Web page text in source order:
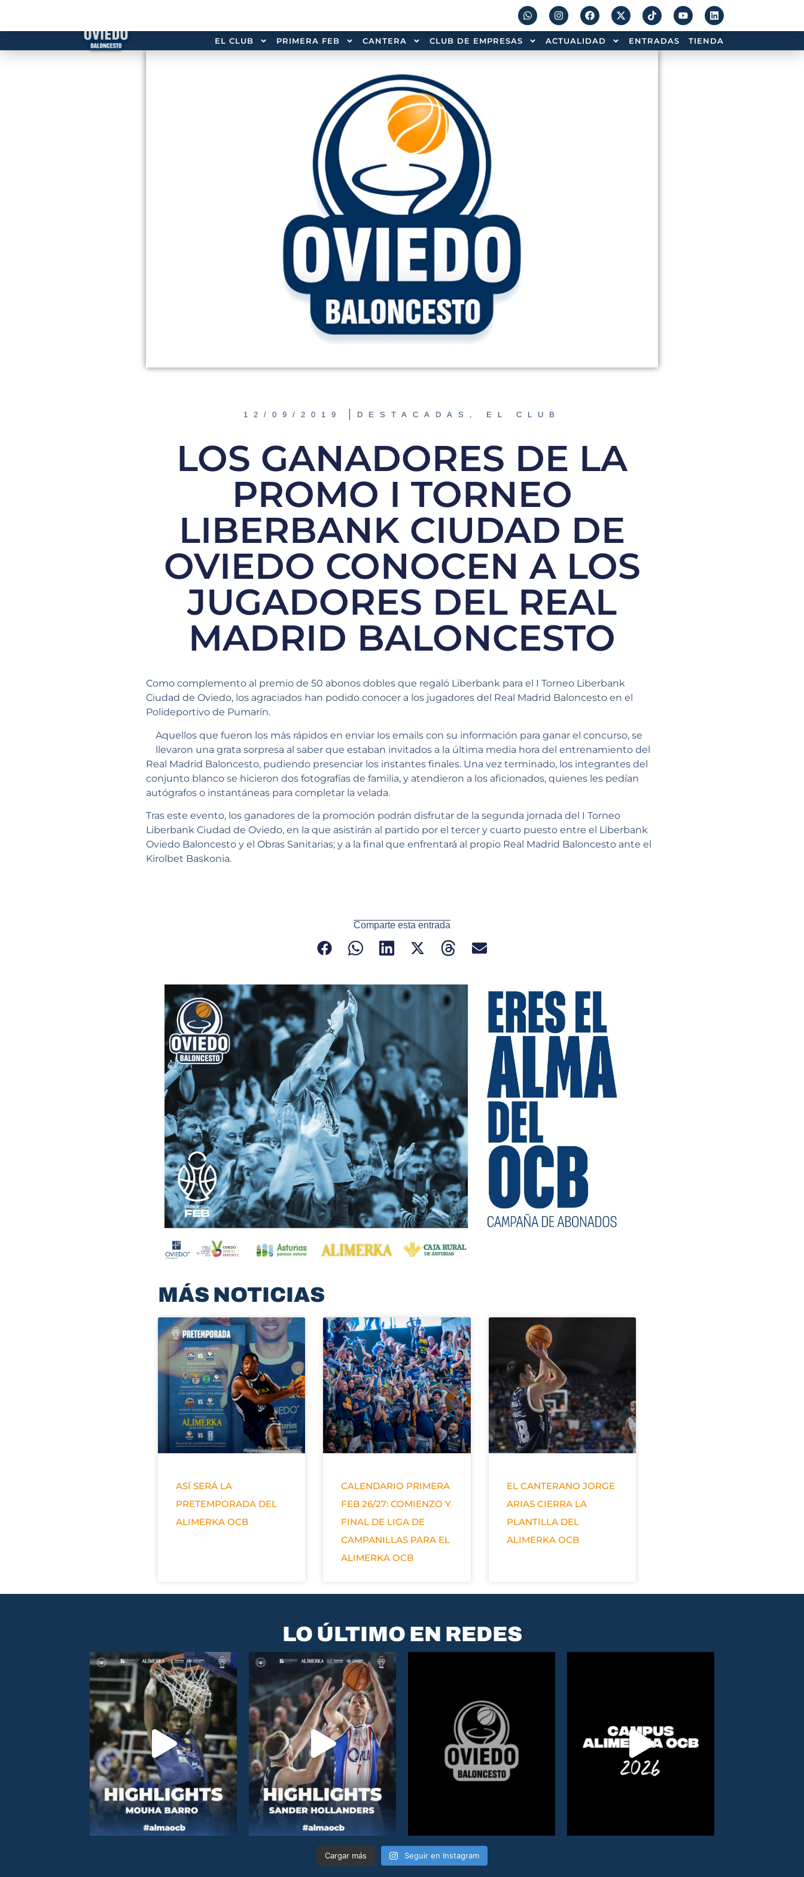
EL CLUB PRIMERA FEB CANTERA CLUB DE EMPRESAS ACTUALIDAD ENTRADAS TIENDA
12/09/2019 DESTACADAS , EL CLUB
LOS GANADORES DE LA
PROMO I TORNEO
LIBERBANK CIUDAD DE
OVIEDO CONOCEN A LOS
JUGADORES DEL REAL
MADRID BALONCESTO
Como complemento al premio de 50 abonos dobles que regaló Liberbank para el I Torneo Liberbank
Ciudad de Oviedo, los agraciados han podido conocer a los jugadores del Real Madrid Baloncesto en el
Polideportivo de Pumarín.
Aquellos que fueron los más rápidos en enviar los emails con su información para ganar el concurso, se
llevaron una grata sorpresa al saber que estaban invitados a la última media hora del entrenamiento del
Real Madrid Baloncesto, pudiendo presenciar los instantes finales. Una vez terminado, los integrantes del
conjunto blanco se hicieron dos fotografías de familia, y atendieron a los aficionados, quienes les pedían
autógrafos o instantáneas para completar la velada.
Tras este evento, los ganadores de la promoción podrán disfrutar de la segunda jornada del I Torneo
Liberbank Ciudad de Oviedo, en la que asistirán al partido por el tercer y cuarto puesto entre el Liberbank
Oviedo Baloncesto y el Obras Sanitarias; y a la final que enfrentará al propio Real Madrid Baloncesto ante el
Kirolbet Baskonia.
Comparte esta entrada
MÁS NOTICIAS
ASÍ SERÁ LA
PRETEMPORADA DEL
ALIMERKA OCB
CALENDARIO PRIMERA
FEB 26/27: COMIENZO Y
FINAL DE LIGA DE
CAMPANILLAS PARA EL
ALIMERKA OCB
EL CANTERANO JORGE
ARIAS CIERRA LA
PLANTILLA DEL
ALIMERKA OCB
LO ÚLTIMO EN REDES
Cargar más Seguir en Instagram